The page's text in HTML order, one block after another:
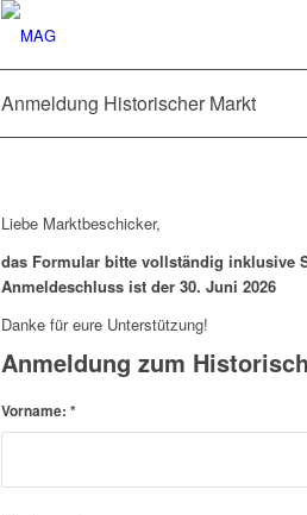
Anmeldung Historischer Markt
Liebe Marktbeschicker,
das Formular bitte vollständig inklusive
Anmeldeschluss ist der 30. Juni 2026
Danke für eure Unterstützung!
Anmeldung zum
Vorname: *